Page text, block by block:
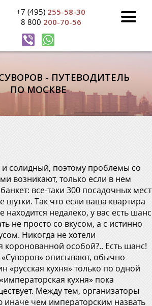
+7 (495) 255-58-30
8 800 200-70-56
- ПУТЕВОДИТЕЛЬ
ПО МОСКВЕ
солидный, поэтому проблемы со
возникают, только если в нем
все-таки 300 посадочных мест
шутки. Так что если ваша квартира
находится недалеко, у вас есть шанс
не просто со вкусом, а с истинно
Никогда не хотели
коронованной особой?.. Есть шанс!
«Суворов» описывают, обычно
«русская кухня» только по одной
кухня» пока
Между тем, организаторы
чем императорским назвать